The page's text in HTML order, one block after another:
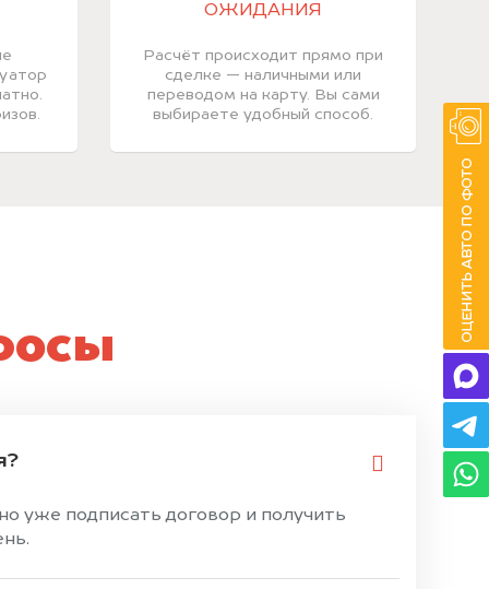
ОЖИДАНИЯ
Расчёт происходит прямо при
сделке — наличными или
переводом на карту. Вы сами
выбираете удобный способ.
уже подписать договор и получить